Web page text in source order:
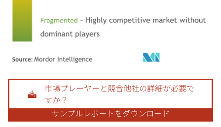
画像 © Mordor Intelligence。再利用にはCC BY 4.0の表示が必要です。